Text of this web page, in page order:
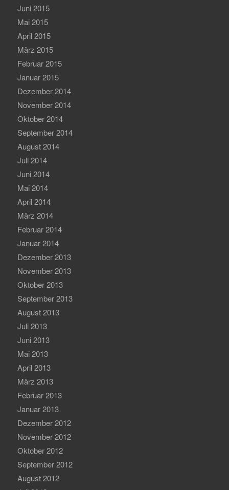
Juni 2015
Mai 2015
April 2015
März 2015
Februar 2015
Januar 2015
Dezember 2014
November 2014
Oktober 2014
September 2014
August 2014
Juli 2014
Juni 2014
Mai 2014
April 2014
März 2014
Februar 2014
Januar 2014
Dezember 2013
November 2013
Oktober 2013
September 2013
August 2013
Juli 2013
Juni 2013
Mai 2013
April 2013
März 2013
Februar 2013
Januar 2013
Dezember 2012
November 2012
Oktober 2012
September 2012
August 2012